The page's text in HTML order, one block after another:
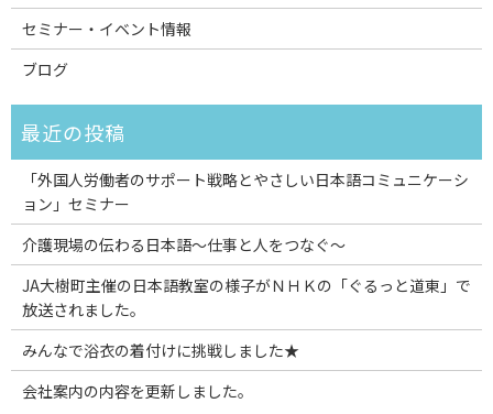
セミナー・イベント情報
ブログ
「外国人労働者のサポート戦略とやさしい日本語コミュニケーシ
ョン」セミナー
介護現場の伝わる日本語～仕事と人をつなぐ～
JA大樹町主催の日本語教室の様子がＮＨＫの「ぐるっと道東」で
放送されました。
みんなで浴衣の着付けに挑戦しました★
会社案内の内容を更新しました。